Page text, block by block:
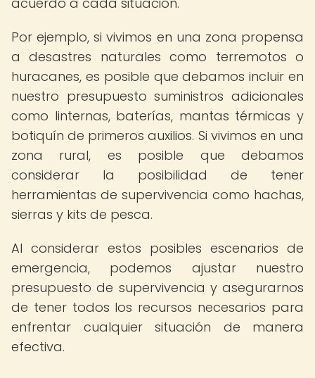
Por ejemplo, si vivimos en una zona propensa
a desastres naturales como terremotos o
huracanes, es posible que debamos incluir en
nuestro presupuesto suministros adicionales
como linternas, baterías, mantas térmicas y
botiquín de primeros auxilios. Si vivimos en una
zona rural, es posible que debamos
considerar la posibilidad de tener
herramientas de supervivencia como hachas,
sierras y kits de pesca.
Al considerar estos posibles escenarios de
emergencia, podemos ajustar nuestro
presupuesto de supervivencia y asegurarnos
de tener todos los recursos necesarios para
enfrentar cualquier situación de manera
efectiva.